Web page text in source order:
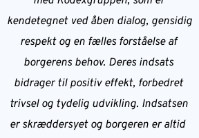
kendetegnet ved åben dialog, gensidig
respekt og en fælles forståelse af
borgerens behov. Deres indsats
bidrager til positiv effekt, forbedret
trivsel og tydelig udvikling. Indsatsen
er skræddersyet og borgeren er altid